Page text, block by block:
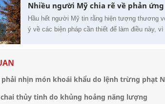
Nhiều người Mỹ chia rẽ về phản
Hầu hết người Mỹ tin rằng hiện tượng thương
ý về các biện pháp cần thiết để làm điều này,
nhịn món khoái khẩu do lệnh trừng phạt
thủy tinh do khủng hoảng năng lượng